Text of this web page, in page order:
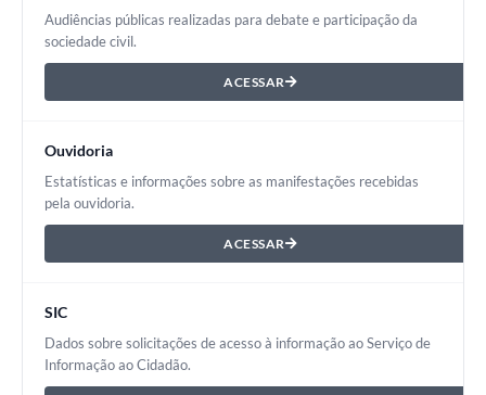
Audiências públicas realizadas para debate e participação da
sociedade civil.
ACESSAR
Ouvidoria
Estatísticas e informações sobre as manifestações recebidas
pela ouvidoria.
ACESSAR
SIC
Dados sobre solicitações de acesso à informação ao Serviço de
Informação ao Cidadão.